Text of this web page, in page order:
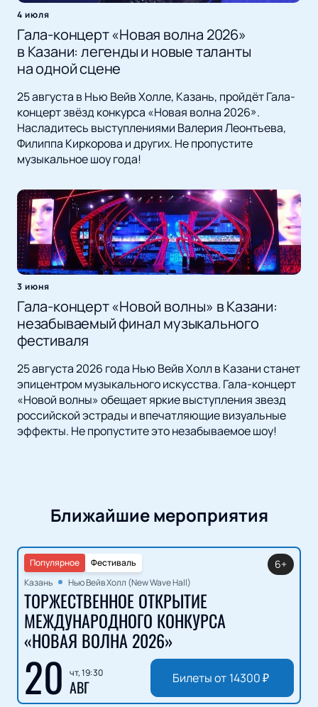
4 июля
Гала-концерт «Новая волна 2026»
в Казани: легенды и новые таланты
на одной сцене
25 августа в Нью Вейв Холле, Казань, пройдёт Гала-
концерт звёзд конкурса «Новая волна 2026».
Насладитесь выступлениями Валерия Леонтьева,
Филиппа Киркорова и других. Не пропустите
музыкальное шоу года!
3 июня
Гала-концерт «Новой волны» в Казани:
незабываемый финал музыкального
фестиваля
25 августа 2026 года Нью Вейв Холл в Казани станет
эпицентром музыкального искусства. Гала-концерт
«Новой волны» обещает яркие выступления звезд
российской эстрады и впечатляющие визуальные
эффекты. Не пропустите это незабываемое шоу!
Ближайшие мероприятия
Фестиваль
Популярное
Казань
Нью Вейв Холл (New Wave Hall)
ТОРЖЕСТВЕННОЕ ОТКРЫТИЕ
МЕЖДУНАРОДНОГО КОНКУРСА
«НОВАЯ ВОЛНА 2026»
20 чт, 19:30
АВГ
6+
Билеты от 14300₽